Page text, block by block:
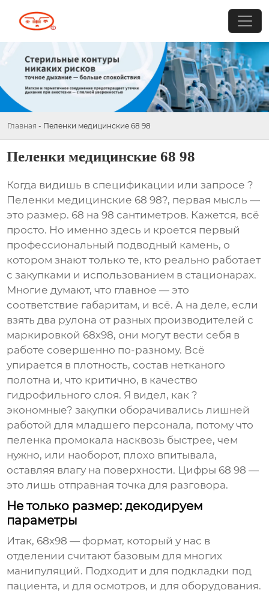
Главная - Пеленки медицинские 68 98
Пеленки медицинские 68 98
Когда видишь в спецификации или запросе ?
Пеленки медицинские 68 98?, первая мысль —
это размер. 68 на 98 сантиметров. Кажется, всё
просто. Но именно здесь и кроется первый
профессиональный подводный камень, о
котором знают только те, кто реально работает
с закупками и использованием в стационарах.
Многие думают, что главное — это
соответствие габаритам, и всё. А на деле, если
взять два рулона от разных производителей с
маркировкой 68х98, они могут вести себя в
работе совершенно по-разному. Всё
упирается в плотность, состав нетканого
полотна и, что критично, в качество
гидрофильного слоя. Я видел, как ?
экономные? закупки оборачивались лишней
работой для младшего персонала, потому что
пеленка промокала насквозь быстрее, чем
нужно, или наоборот, плохо впитывала,
оставляя влагу на поверхности. Цифры 68 98 —
это лишь отправная точка для разговора.
Не только размер: декодируем
параметры
Итак, 68х98 — формат, который у нас в
отделении считают базовым для многих
манипуляций. Подходит и для подкладки под
пациента, и для осмотров, и для оборудования.